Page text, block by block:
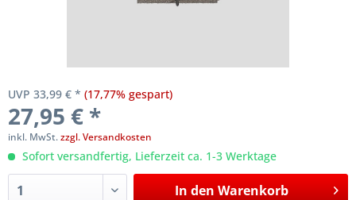
UVP 33,99 € * (17,77% gespart)
27,95 € *
inkl. MwSt.zzgl. Versandkosten
Sofort versandfertig, Lieferzeit ca. 1-3 Werktage
In den Warenkorb